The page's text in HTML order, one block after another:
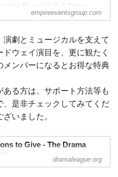
at the Disco Vol. 2: A Drama
Benefit delivered an unforgettable
The evening began with a
empireeventsgroup.com
劇とミュージカルを支えて
ウェイ演目を、更に観たく
ンバーになるとお得な特典
る方は、サポート方法等も
是非チェックしてみてくだ
いました。
to Give - The Drama
have brought these award-
dramaleague.org